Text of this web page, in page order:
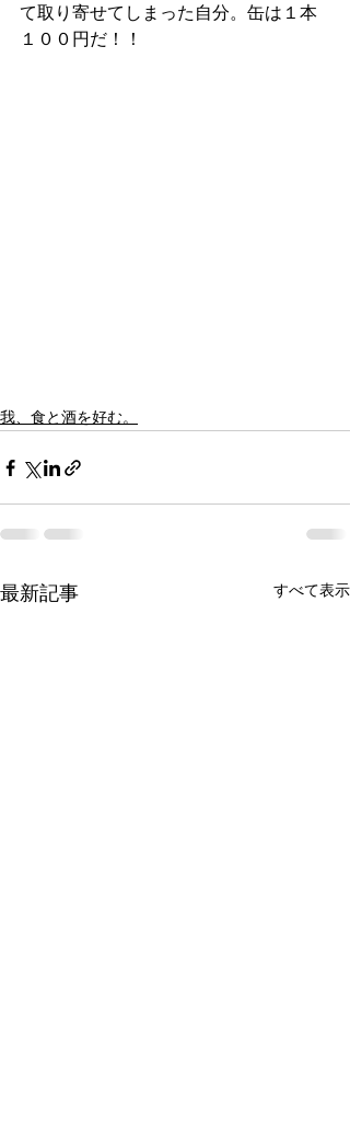
て取り寄せてしまった自分。缶は１本
１００円だ！！
我、食と酒を好む。
最新記事 すべて表示